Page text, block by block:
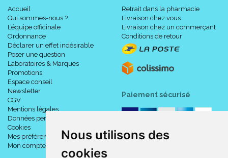
Nous utilisons des
cookies
Une aide auditive numérique fabriquée en France et
bénéficiant de deux ans de garantie
Nous sommes surs de la qualité de nos aides auditives boîtiers
et assistants d’écoute. Ils sont fabriqués en France, dans le Var, et
bénéficient de deux ans de garantie. Les accessoires sont
garantis 1 an.
L’amplificateur d’écoute TEO First est fourni avec une paire
d’oreillettes et de mousses, un chargeur écologique et un câble
Accueil
Qui sommes-nous ?
L’équipe officinale
Ordonnance
Déclarer un effet indésirable
Poser une question
Laboratoires & Marques
Promotions
Espace conseil
Newsletter
CGV
Mentions légales
Données personnelles
Cookies
Mes préférences Cookies
Mon compte
Retrait dans la pharmacie
Livraison chez vous
Livraison chez un commerçant
Conditions de retour
Paiement sécurisé